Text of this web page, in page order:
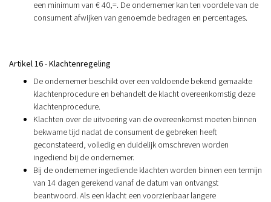
een minimum van € 40,=. De ondernemer kan ten voordele van de
consument afwijken van genoemde bedragen en percentages.
Artikel 16-Klachtenregeling
De ondernemer beschikt over een voldoende bekend gemaakte
klachtenprocedure en behandelt de klacht overeenkomstig deze
klachtenprocedure.
Klachten over de uitvoering van de overeenkomst moeten binnen
bekwame tijd nadat de consument de gebreken heeft
geconstateerd, volledig en duidelijk omschreven worden
ingediend bij de ondernemer.
Bij de ondernemer ingediende klachten worden binnen een termijn
van 14 dagen gerekend vanaf de datum van ontvangst
beantwoord. Als een klacht een voorzienbaar langere